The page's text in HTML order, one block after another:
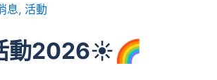
息, 活動
動2026☀️🌈